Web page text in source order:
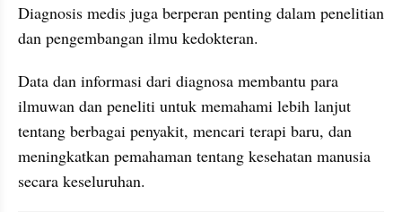
Diagnosis medis juga berperan penting dalam penelitian
dan pengembangan ilmu kedokteran.
Data dan informasi dari diagnosa membantu para
ilmuwan dan peneliti untuk memahami lebih lanjut
tentang berbagai penyakit, mencari terapi baru, dan
meningkatkan pemahaman tentang kesehatan manusia
secara keseluruhan.